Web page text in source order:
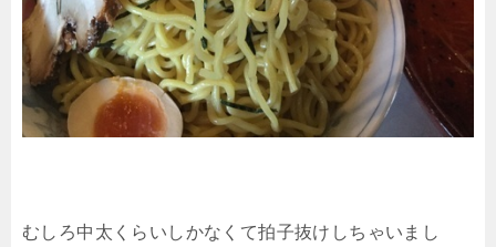
むしろ中太くらいしかなくて拍子抜けしちゃいまし